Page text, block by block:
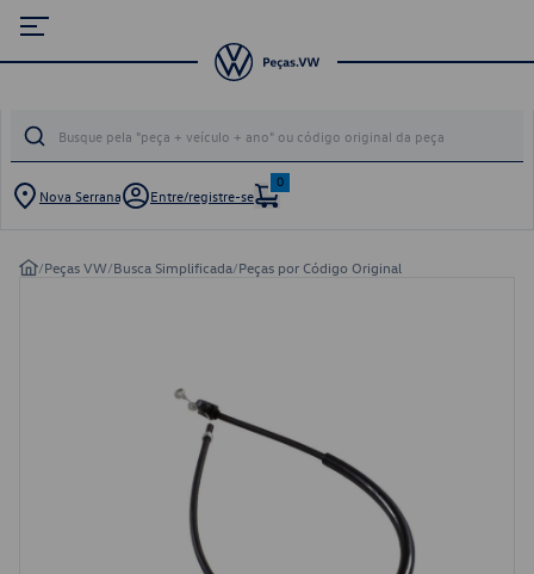
Nova Serrana Entre/registre-se
0
/Peças VW/Busca Simplificada/Peças por Código Original